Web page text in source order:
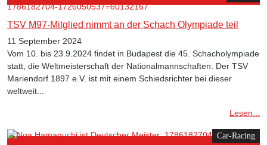
TSV M97-Mitglied nimmt an der Schach Olympiade teil
11 September 2024
Vom 10. bis 23.9.2024 findet in Budapest die 45. Schacholympiade
statt, die Weltmeisterschaft der Nationalmannschaften. Der TSV
Mariendorf 1897 e.V. ist mit einem Schiedsrichter bei dieser
weltweit...
Lesen...
Car-Racing